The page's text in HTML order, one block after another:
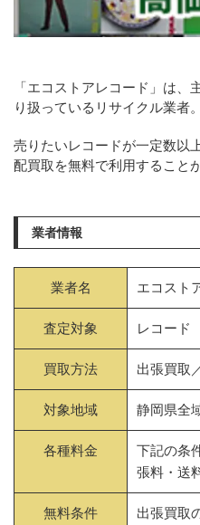
「エコストアレコード」は
り扱っているリサイクル業者。
売りたいレコードが一定数以
配買取を無料で利用すること
業者情報
業者名 エコスト
査定対象 レコード
買取方法 出張買取
対象地域 静岡県全
各種料金
下記の条
張料・送
無料条件
出張買取